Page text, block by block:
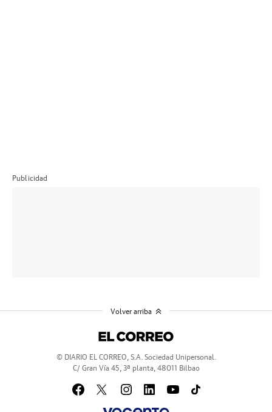
Publicidad
© DIARIO EL CORREO, S.A. Sociedad Unipersonal.
C/ Gran Vía 45, 3ª planta, 48011 Bilbao
Volver arriba